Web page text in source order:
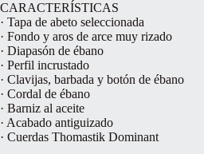
CARACTERÍSTICAS
· Tapa de abeto seleccionada
· Fondo y aros de arce muy rizado
· Diapasón de ébano
· Perfil incrustado
· Clavijas, barbada y botón de ébano
· Cordal de ébano
· Barniz al aceite
· Acabado antiguizado
· Cuerdas Thomastik Dominant